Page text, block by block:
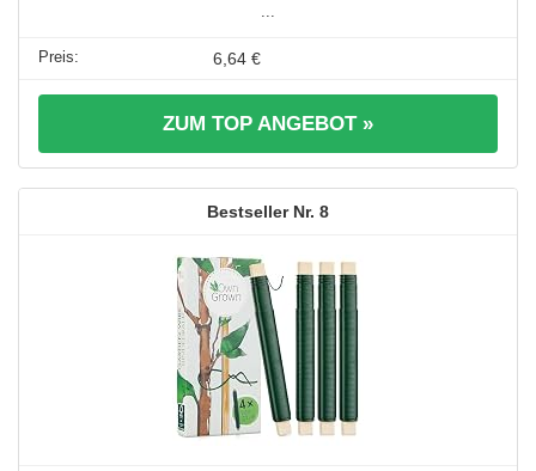
6,64 €
ZUM TOP ANGEBOT »
8